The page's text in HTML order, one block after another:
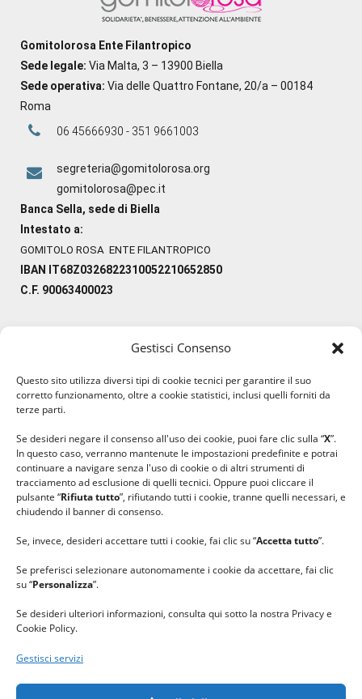
Gestisci Consenso
Questo sito utilizza diversi tipi di cookie tecnici per garantire il suo
corretto funzionamento, oltre a cookie statistici, inclusi quelli forniti da
terze parti.
Se desideri negare il consenso all'uso dei cookie, puoi fare clic sulla “X”.
In questo caso, verranno mantenute le impostazioni predefinite e potrai
continuare a navigare senza l'uso di cookie o di altri strumenti di
tracciamento ad esclusione di quelli tecnici. Oppure puoi cliccare il
pulsante “Rifiuta tutto”, rifiutando tutti i cookie, tranne quelli necessari, e
chiudendo il banner di consenso.
Se, invece, desideri accettare tutti i cookie, fai clic su “Accetta tutto”.
Se preferisci selezionare autonomamente i cookie da accettare, fai clic
su “Personalizza”.
Se desideri ulteriori informazioni, consulta qui sotto la nostra Privacy e
Cookie Policy.
Gestisci servizi
Gomitolorosa Ente Filantropico
Sede legale: Via Malta, 3 – 13900 Biella
Sede operativa: Via delle Quattro Fontane, 20/a – 00184
Roma
06 45666930 - 351 9661003
segreteria@gomitolorosa.org
gomitolorosa@pec.it
Banca Sella, sede di Biella
Intestato a:
GOMITOLO ROSA ENTE FILANTROPICO
IBAN IT68Z0326822310052210652850
C.F. 90063400023
#lanaterapia
#ilcaloredellempatia